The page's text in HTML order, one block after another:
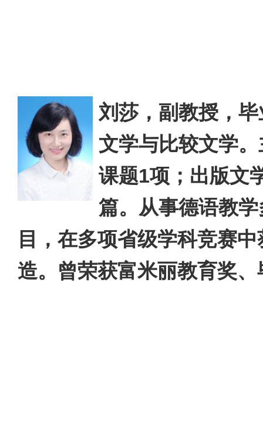
刘莎，副教授， 毕
文学与比较文学
课题1项；出版文
篇。从事德语教
目，在多项省级学科竞赛
造。曾荣获富米丽教育奖